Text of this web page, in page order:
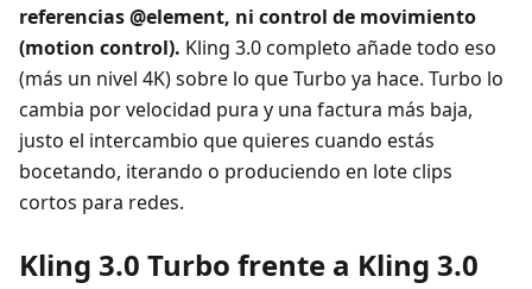
referencias @element, ni control de movimiento
(motion control). Kling 3.0 completo añade todo eso
(más un nivel 4K) sobre lo que Turbo ya hace. Turbo lo
cambia por velocidad pura y una factura más baja,
justo el intercambio que quieres cuando estás
bocetando, iterando o produciendo en lote clips
cortos para redes.
Kling 3.0 Turbo frente a Kling 3.0